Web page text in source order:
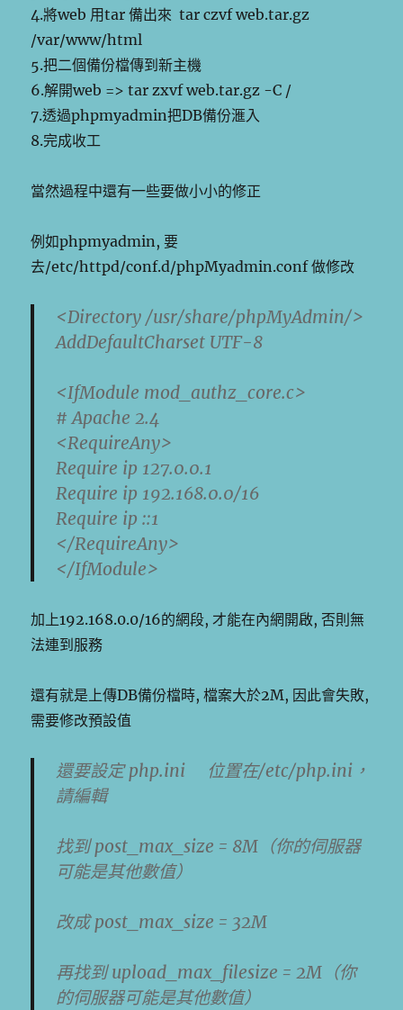
4.將web 用tar 備出來 tar czvf web.tar.gz
/var/www/html
5.把二個備份檔傳到新主機
6.解開web => tar zxvf web.tar.gz -C /
7.透過phpmyadmin把DB備份滙入
8.完成收工
當然過程中還有一些要做小小的修正
例如phpmyadmin, 要
去/etc/httpd/conf.d/phpMyadmin.conf 做修改
<Directory /usr/share/phpMyAdmin/>
AddDefaultCharset UTF-8
<IfModule mod_authz_core.c>
# Apache 2.4
<RequireAny>
Require ip 127.0.0.1
Require ip 192.168.0.0/16
Require ip ::1
</RequireAny>
</IfModule>
加上192.168.0.0/16的網段, 才能在內網開啟, 否則無
法連到服務
還有就是上傳DB備份檔時, 檔案大於2M, 因此會失敗,
需要修改預設值
還要設定 php.ini 位置在/etc/php.ini，
請編輯
找到 post_max_size = 8M（你的伺服器
可能是其他數值）
改成post_max_size = 32M
再找到 upload_max_filesize = 2M（你
的伺服器可能是其他數值）